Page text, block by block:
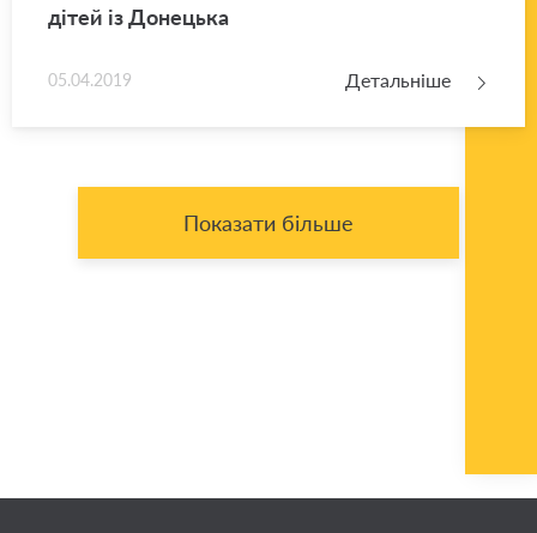
дітей із До­не­цька
05.04.2019 Детальніше
Показати більше